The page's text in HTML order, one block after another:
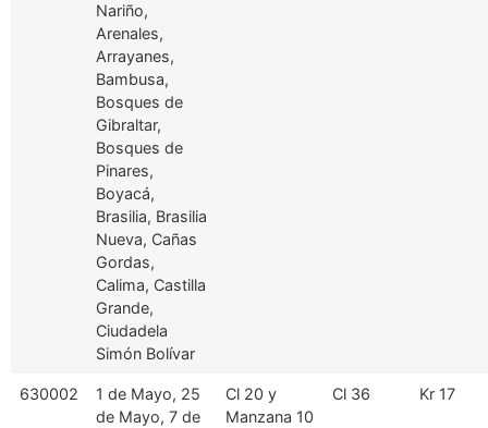
Nariño,
Arenales,
Arrayanes,
Bambusa,
Bosques de
Gibraltar,
Bosques de
Pinares,
Boyacá,
Brasilia, Brasilia
Nueva, Cañas
Gordas,
Calima, Castilla
Grande,
Ciudadela
Simón Bolívar
630002
1 de Mayo, 25
de Mayo, 7 de
Cl 20 y
Manzana 10
Cl 36 Kr 17